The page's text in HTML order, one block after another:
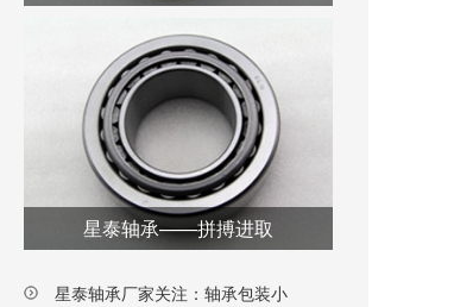
星泰轴承——拼搏进取
星泰轴承厂家关注：轴承包装小